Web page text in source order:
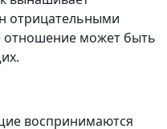
отрицательными
отношение может быть
воспринимаются